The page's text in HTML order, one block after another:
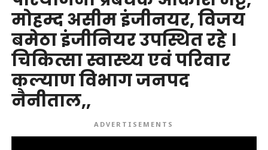
मोहम्द असीम इंजीनयर, विजय
बमेठा इंजीनियर उपस्थित रहे ।
चिकित्सा स्वास्थ्य एवं परिवार
कल्याण विभाग जनपद
नैनीताल,,
ADVERTISEMENTS